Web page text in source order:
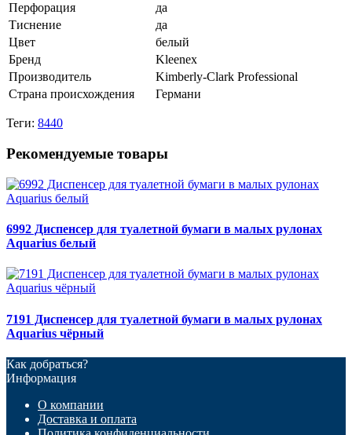
Перфорация
да
Тиснение
да
Цвет
белый
Бренд
Kleenex
Производитель
Kimberly-Clark Professional
Страна происхождения
Германи
Теги: 8440
Рекомендуемые товары
6992 Диспенсер для туалетной бумаги в малых рулонах
Aquarius белый
7191 Диспенсер для туалетной бумаги в малых рулонах
Aquarius чёрный
Как добраться?
Информация
О компании
Доставка и оплата